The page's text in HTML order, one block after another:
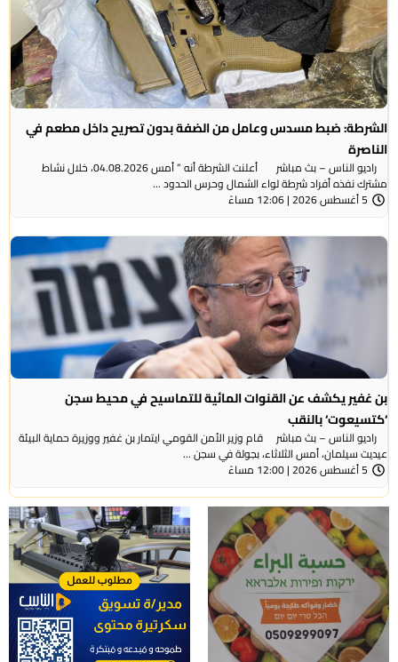
الشرطة: ضبط مسدس وعامل من الضفة بدون تصريح داخل مطعم في
الناصرة
راديو الناس – بث مباشر أعلنت الشرطة أنه ” أمس 04.08.2026، خلال نشاط
مشترك نفذه أفراد شرطة لواء الشمال وحرس الحدود ...
5 أغسطس 2026 | 12:06 مساءً
بن غفير يكشف عن القنوات المائية للتماسيح في محيط سجن
‘كتسيعوت‘ بالنقب
راديو الناس – بث مباشر قام وزير الأمن القومي ايتمار بن غفير ووزيرة حماية البيئة
عيديت سيلمان، أمس الثلاثاء، بجولة في سجن ...
5 أغسطس 2026 | 12:00 مساءً